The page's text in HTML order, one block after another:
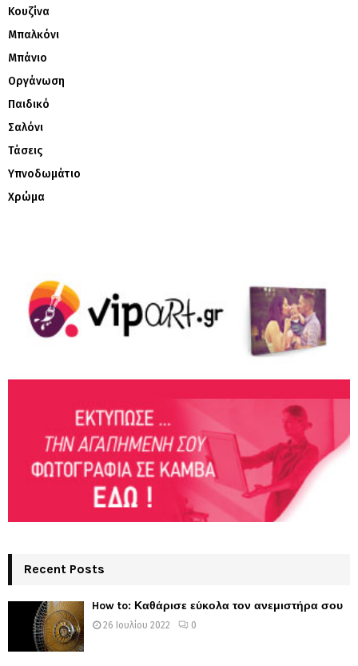
Κουζίνα
Μπαλκόνι
Μπάνιο
Οργάνωση
Παιδικό
Σαλόνι
Τάσεις
Υπνοδωμάτιο
Χρώμα
Recent Posts
How to: Καθάρισε εύκολα τον ανεμιστήρα σου
26 Ιουλίου 2022 0